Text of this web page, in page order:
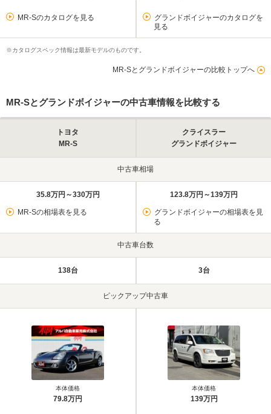
MR-Sのカタログを見る
グランドボイジャーのカタログを
見る
※カタログスペック情報は最新モデルのものです。
MR-Sとグランドボイジャーの比較トップへ
MR-Sとグランドボイジャーの中古車情報を比較する
トヨタ
MR-S
クライスラー
グランドボイジャー
中古車相場
35.8万円～330万円
MR-Sの相場表を見る
123.8万円～139万円
グランドボイジャーの相場表を見
る
中古車台数
138台 3台
ピックアップ中古車
本体価格
79.8万円
本体価格
139万円